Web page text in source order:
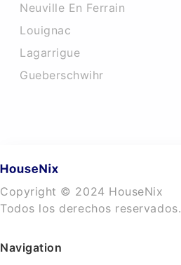
Neuville En Ferrain
Louignac
Lagarrigue
Gueberschwihr
Copyright © 2024 HouseNix
Todos los derechos reservados.
Navigation